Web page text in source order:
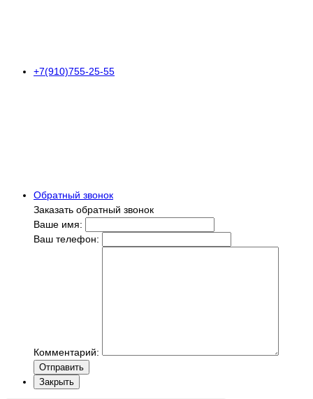
+7(910)755-25-55
Обратный звонок
Заказать обратный звонок
Ваше имя:
Ваш телефон:
Комментарий:
Отправить
Закрыть